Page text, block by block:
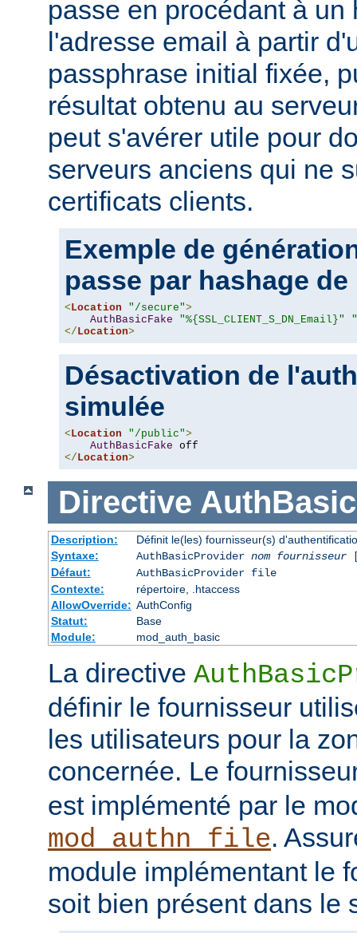
passe en procédant à un
l'adresse email à partir
passphrase initial fixée,
résultat obtenu au
peut s'avérer utile pour
serveurs anciens qui ne
certificats clients.
Exemple de
passe par hashage
<Location "/secure">
AuthBasicFake
"%{SSL_CLIENT_S_DN_Email}"
</Location>
Désactivation de
simulée
<Location "/public">
AuthBasicFake
</Location>
Directive
Description:
Définit le(les) fournisseur(s)
Syntaxe:
AuthBasicProvider nom fournisseur
Défaut:
AuthBasicProvider file
Contexte:
répertoire, .htaccess
AllowOverride: AuthConfig
Statut:
Base
Module:
mod_auth_basic
La directive
définir le fournisseur
les utilisateurs pour la
concernée. Le
est implémenté par le
mod_authn_file.
module implémentant le
soit bien présent dans le